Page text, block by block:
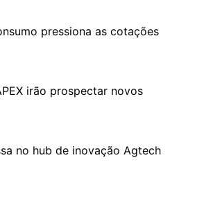
pressiona as cotações
irão prospectar novos
no hub de inovação Agtech